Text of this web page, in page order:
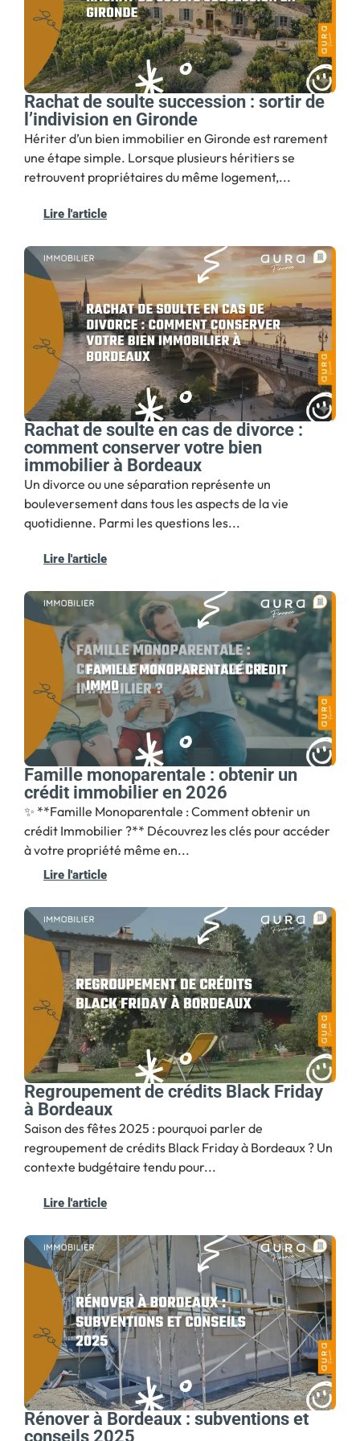
Rachat de soulte succession : sortir de
l’indivision en Gironde
Hériter d’un bien immobilier en Gironde est rarement
une étape simple. Lorsque plusieurs héritiers se
retrouvent propriétaires du même logement,...
Lire l'article
Rachat de soulte en cas de divorce :
comment conserver votre bien
immobilier à Bordeaux
Un divorce ou une séparation représente un
bouleversement dans tous les aspects de la vie
quotidienne. Parmi les questions les...
Lire l'article
Famille monoparentale : obtenir un
crédit immobilier en 2026
✨ **Famille Monoparentale : Comment obtenir un
crédit Immobilier ?** Découvrez les clés pour accéder
à votre propriété même en...
Lire l'article
Regroupement de crédits Black Friday
à Bordeaux
Saison des fêtes 2025 : pourquoi parler de
regroupement de crédits Black Friday à Bordeaux ? Un
contexte budgétaire tendu pour...
Lire l'article
Rénover à Bordeaux : subventions et
conseils 2025